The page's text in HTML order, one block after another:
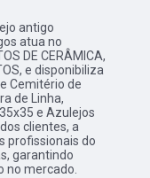
antigo
atua no
DE CERÂMICA,
e disponibiliza
Cemitério de
de Linha,
e Azulejos
clientes, a
profissionais do
garantindo
no mercado.